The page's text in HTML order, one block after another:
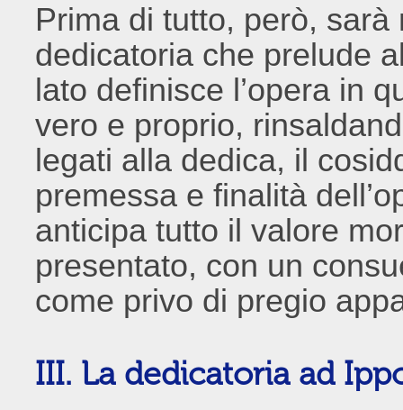
Prima di tutto, però,
dedicatoria che prelude
lato definisce l’opera in
vero e proprio,
legati alla dedica, il
premessa e finalità
anticipa tutto il valore
presentato, con un
come privo di pregio
III. La dedicatoria ad